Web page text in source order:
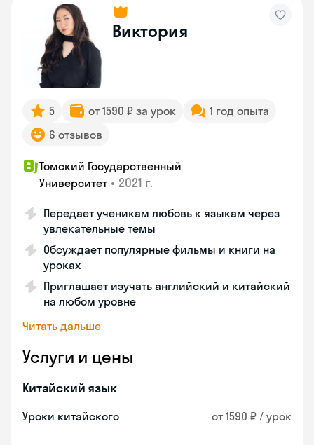
Виктория
5 от 1590 ₽ за урок
1 год опыта
6 отзывов
Томский Государственный
Университет • 2021 г.
Передает ученикам любовь к языкам через
увлекательные темы
Обсуждает популярные фильмы и книги на
уроках
Приглашает изучать английский и китайский
на любом уровне
Читать дальше
Услуги и цены
Китайский язык
Уроки китайского от 1590 ₽ / урок